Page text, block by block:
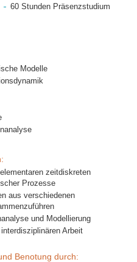
60 Stunden Präsenzstudium
Modelle
zeitdiskreten
Prozesse
aus verschiedenen
und Modellierung
Arbeit
Benotung durch: